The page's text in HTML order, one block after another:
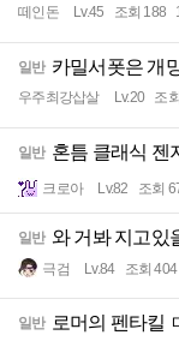
떼인돈 Lv.45 조회 188
일반 카밀서폿은 개
우주최강삽살 Lv.20 조
일반 혼틈 클래식 젠
크로아 Lv.82 조회
일반 와 거봐 지고있
극검 Lv.84 조회 404
일반 로머의 펜타킬